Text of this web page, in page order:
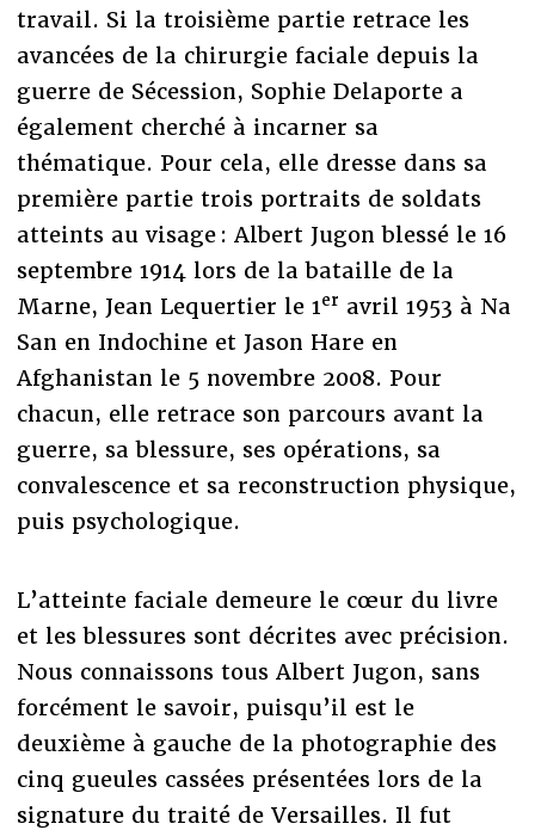
travail. Si la troisième partie retrace les
avancées de la chirurgie faciale depuis la
guerre de Sécession, Sophie Delaporte a
également cherché à incarner sa
thématique. Pour cela, elle dresse dans sa
première partie trois portraits de soldats
atteints au visage : Albert Jugon blessé le 16
septembre 1914 lors de la bataille de la
Marne, Jean Lequertier le 1er avril 1953 à Na
San en Indochine et Jason Hare en
Afghanistan le 5 novembre 2008. Pour
chacun, elle retrace son parcours avant la
guerre, sa blessure, ses opérations, sa
convalescence et sa reconstruction physique,
puis psychologique.
L’atteinte faciale demeure le cœur du livre
et les blessures sont décrites avec précision.
Nous connaissons tous Albert Jugon, sans
forcément le savoir, puisqu’il est le
deuxième à gauche de la photographie des
cinq gueules cassées présentées lors de la
signature du traité de Versailles. Il fut